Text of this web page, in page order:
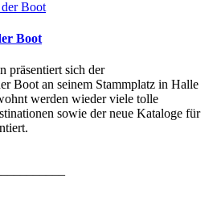
Boot
präsentiert sich der
Boot an seinem Stammplatz in Halle
werden wieder viele tolle
sowie der neue Kataloge für